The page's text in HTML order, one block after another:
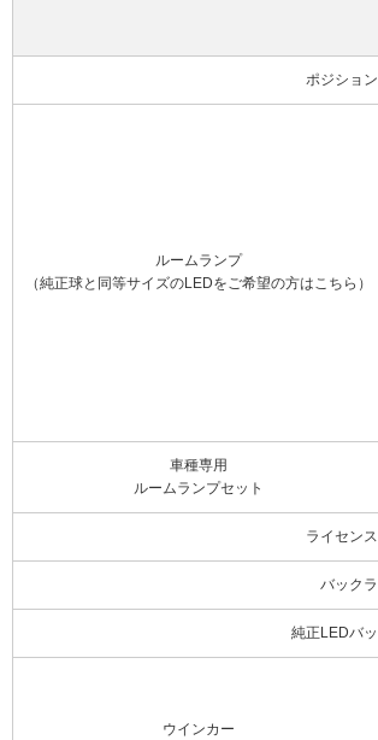
ポジショ
ルームランプ
（純正球と同等サイズのLEDをご希望の方はこちら）
車種専用
ルームランプセット
ライセン
バック
純正LEDバ
ウインカー